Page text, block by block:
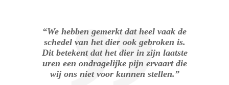
“We hebben gemerkt dat heel vaak de
schedel van het dier ook gebroken is.
Dit betekent dat het dier in zijn laatste
uren een ondragelijke pijn ervaart die
wij ons niet voor kunnen stellen.”